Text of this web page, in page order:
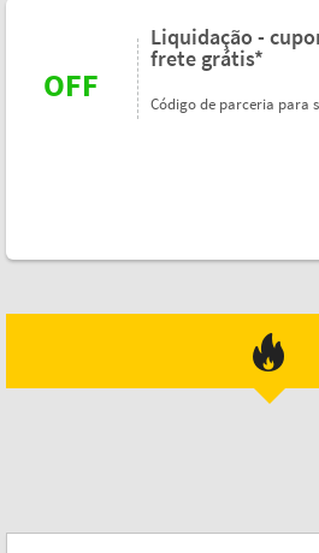
OFF
Liquidação -
frete grátis*
Código de parceria para